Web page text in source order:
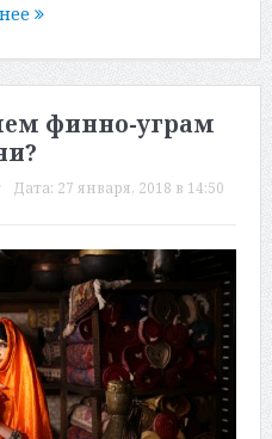
финно-уграм
Дата: 27 января, 2018 в 14:50